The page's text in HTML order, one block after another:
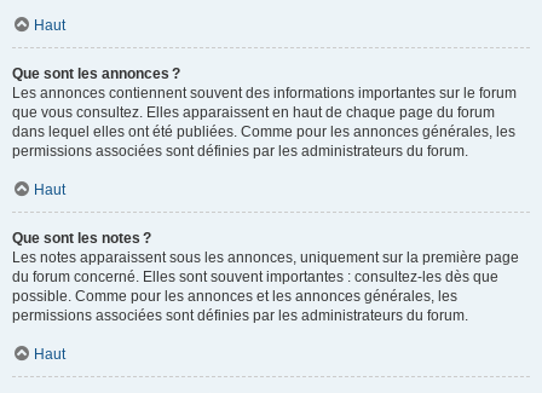
Haut
Que sont les annonces ?
Les annonces contiennent souvent des informations importantes sur le forum
que vous consultez. Elles apparaissent en haut de chaque page du forum
dans lequel elles ont été publiées. Comme pour les annonces générales, les
permissions associées sont définies par les administrateurs du forum.
Haut
Que sont les notes ?
Les notes apparaissent sous les annonces, uniquement sur la première page
du forum concerné. Elles sont souvent importantes : consultez-les dès que
possible. Comme pour les annonces et les annonces générales, les
permissions associées sont définies par les administrateurs du forum.
Haut